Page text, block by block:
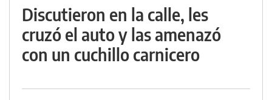
Discutieron en la calle, les
cruzó el auto y las amenazó
con un cuchillo carnicero